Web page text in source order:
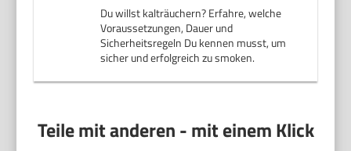
Du willst kalträuchern? Erfahre, welche
Voraussetzungen, Dauer und
Sicherheitsregeln Du kennen musst, um
sicher und erfolgreich zu smoken.